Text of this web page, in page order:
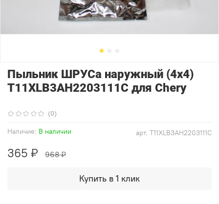
(0)
арт. T11XLB3AH2203111C
Наличие: В наличии
Пыльник ШРУСа наружный (4x4)
T11XLB3AH2203111C для Chery
365 ₽ 968 ₽
Купить в 1 клик